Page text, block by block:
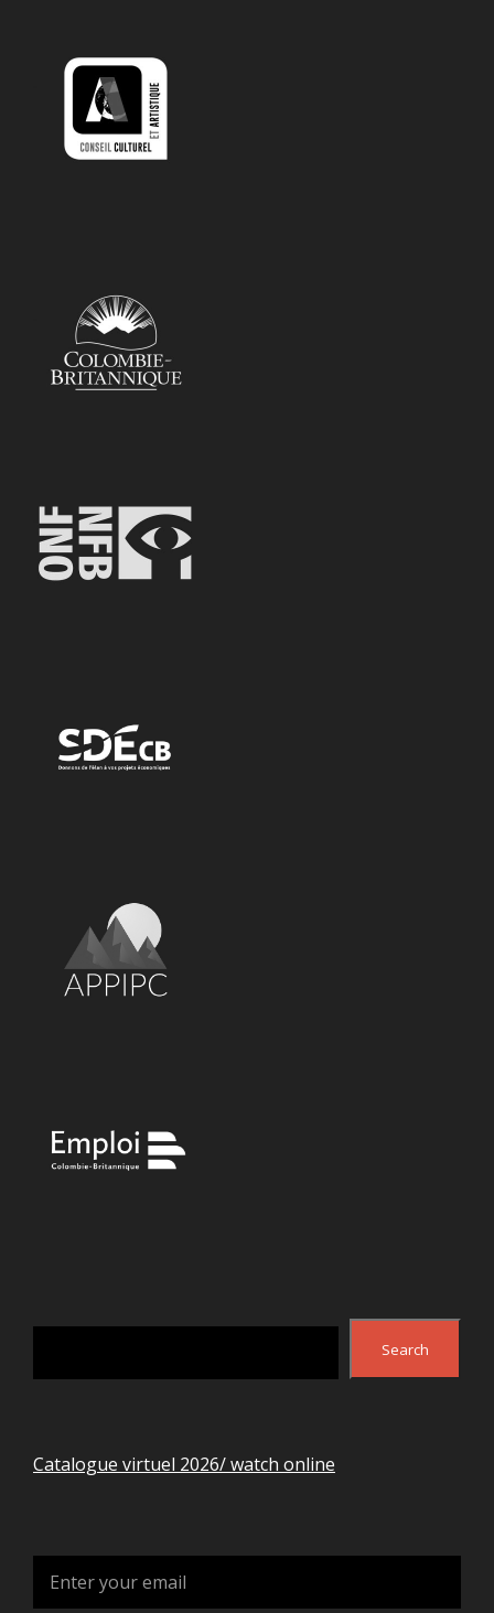
Search
Search
Catalogue virtuel 2026/ watch online